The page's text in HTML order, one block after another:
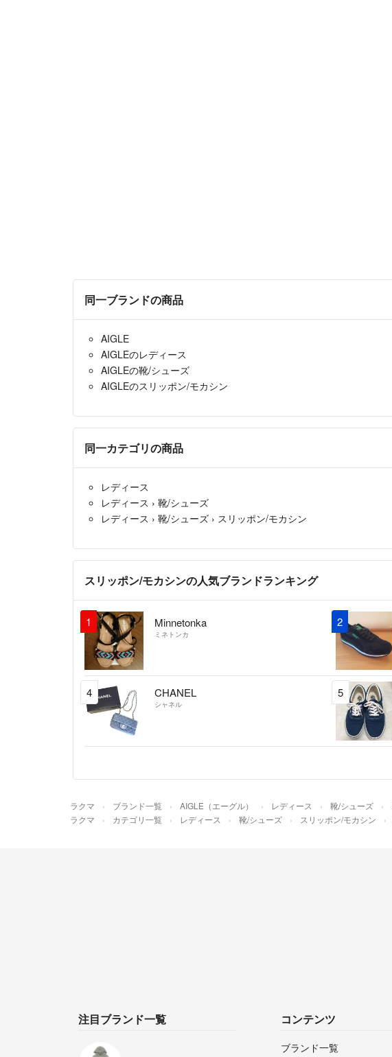
同一ブランドの商品
AIGLE
AIGLEのレディース
AIGLEの靴/シューズ
AIGLEのスリッポン/モカシン
同一カテゴリの商品
レディース
レディース › 靴/シューズ
レディース › 靴/シューズ › スリッポン/モカシン
スリッポン/モカシンの人気ブランドランキング
1 Minnetonka
ミネトンカ
2
4 CHANEL
シャネル
5
ラクマ ブランド一覧 AIGLE（エーグル） レディース 靴/シューズ
ラクマ カテゴリ一覧 レディース 靴/シューズ スリッポン/モカシン
注目ブランド一覧 コンテンツ
ブランド一覧